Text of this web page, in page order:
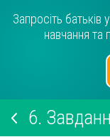
Запросіть
навчання та
6.